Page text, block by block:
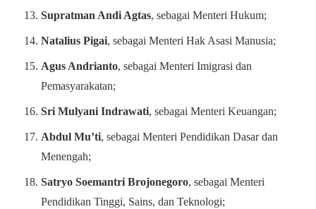
Supratman Andi Agtas, sebagai Menteri Hukum;
Natalius Pigai, sebagai Menteri Hak Asasi Manusia;
Agus Andrianto, sebagai Menteri Imigrasi dan
Pemasyarakatan;
Sri Mulyani Indrawati, sebagai Menteri Keuangan;
Abdul Mu’ti, sebagai Menteri Pendidikan Dasar dan
Menengah;
Satryo Soemantri Brojonegoro, sebagai Menteri
Pendidikan Tinggi, Sains, dan Teknologi;